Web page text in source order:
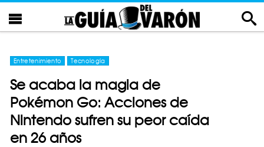
Entretenimiento Tecnología
Se acaba la magia de
Pokémon Go: Acciones de
Nintendo sufren su peor caída
en 26 años